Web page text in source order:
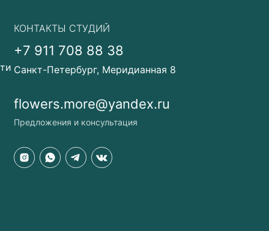
Предложения и консультация
flowers.more@yandex.ru
КОНТАКТЫ СТУДИЙ
Санкт-Петербург, Меридианная 8
+7 911 708 88 38